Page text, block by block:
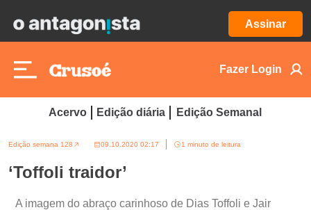
Assinar
Fazer Login
Acervo Edição diária Edição Semanal
Edição semana 128 09.10.2020 02:17 1 minuto de leitura
‘Toffoli traidor’
A imagem do abraço carinhoso de Dias Toffoli e Jair